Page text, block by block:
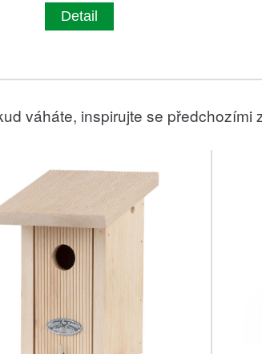
Detail
váháte, inspirujte se předchozími